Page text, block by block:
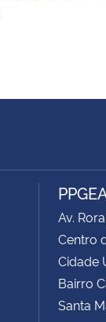
Av.
Centro
Cidade
Bairro
Santa